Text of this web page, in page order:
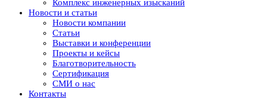
Комплекс инженерных изысканий
Новости и статьи
Новости компании
Статьи
Выставки и конференции
Проекты и кейсы
Благотворительность
Сертификация
СМИ о нас
Контакты